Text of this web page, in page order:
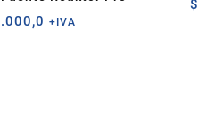
+IVA
$